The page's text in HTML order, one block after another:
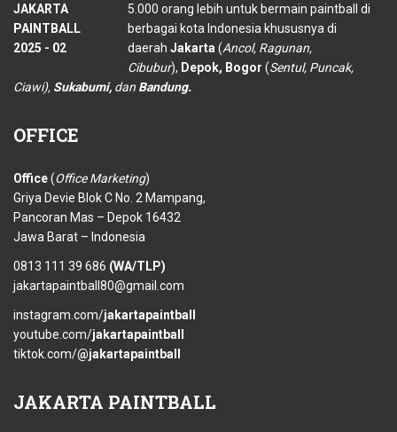
5.000 orang lebih untuk bermain paintball di
berbagai kota Indonesia khususnya di
daerah Jakarta (Ancol, Ragunan,
Cibubur), Depok, Bogor (Sentul, Puncak,
Ciawi), Sukabumi, dan Bandung.
OFFICE
Office(Office Marketing)
Griya Devie Blok C No. 2 Mampang,
Pancoran Mas – Depok 16432
Jawa Barat – Indonesia
0813 111 39 686 (WA/TLP)
jakartapaintball80@gmail.com
instagram.com/jakartapaintball
youtube.com/jakartapaintball
tiktok.com/@jakartapaintball
JAKARTA PAINTBALL